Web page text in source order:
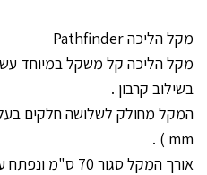
מקל הליכה Pathfinder
בשילוב קרבון .
mm ) .
אורך המקל סגור 70 ס"מ ונפתח עד 140 ס"מ